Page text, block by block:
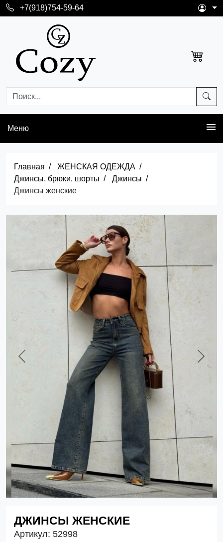
+7(918)754-59-64
Меню
Главная
ЖЕНСКАЯ ОДЕЖДА
Джинсы, брюки, шорты
Джинсы
Джинсы женские
Previous Next
ДЖИНСЫ ЖЕНСКИЕ
Артикул: 52998